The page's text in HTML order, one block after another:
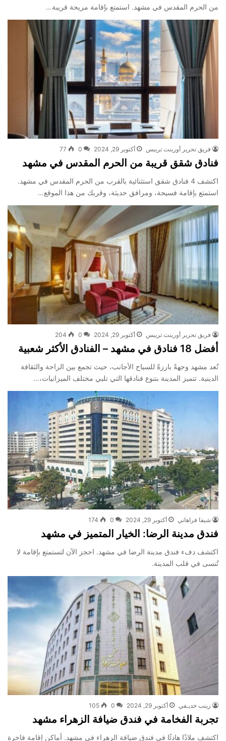
من الحرم المقدس في مشهد. استمتع بإقامة مريحة قريبة…
فريق تحرير أورينت تريبس أكتوبر 29, 2024 0
77
فنادق شقق قريبة من الحرم المقدس في مشهد
اكتشف 4 فنادق شقق استثنائية بالقرب من الحرم المقدس في مشهد.
استمتع بإقامة فسيحة، ومرافق حديثة، وقربك من هذا الموقع…
فريق تحرير أورينت تريبس أكتوبر 29, 2024 0
204
أفضل 18 فنادق في مشهد – الفنادق الأكثر شعبية
تُعد مشهد وجهةً بارزةً للسياح الأجانب، حيث تجمع بين الراحة والثقافة
الدينية. تتميز المدينة بتنوع فنادقها التي تلبي مختلف الميزانيات،…
شيفا فراهاني أكتوبر 29, 2024 0
174
فندق مدينة الرضا: الخيار المتميز في مشهد
اكتشف دفء فندق مدينة الرضا في مشهد. احجز الآن لتستمتع بإقامة لا
تُنسى في قلب المدينة.
زينب خديـفي أكتوبر 29, 2024 0
105
تجربة الفخامة في فندق ضيافة الزهراء مشهد
اكتشف ملاذًا هادئًا في فندق ضيافة الزهراء في مشهد. أماكن إقامة فاخرة